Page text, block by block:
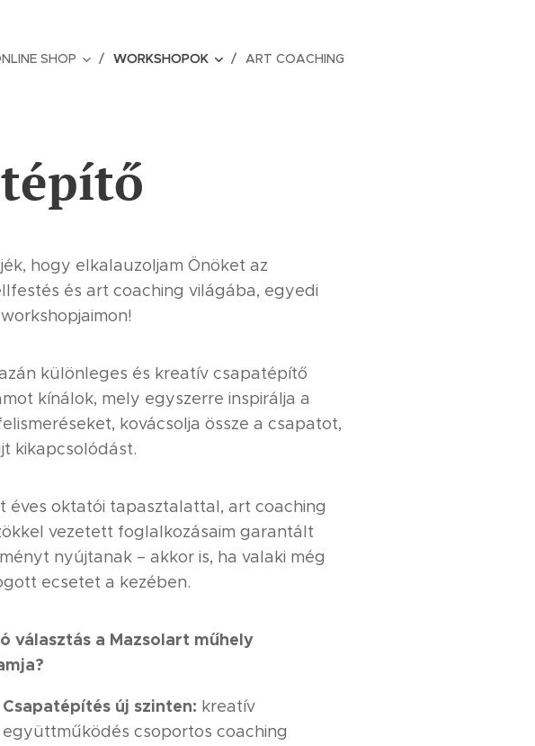
SHOP WORKSHOPOK ART COACHING
hogy elkalauzoljam Önöket az
és art coaching világába, egyedi
különleges és kreatív csapatépítő
kínálok, mely egyszerre inspirálja a
kovácsolja össze a csapatot,
kikapcsolódást.
éves oktatói tapasztalattal, art coaching
vezetett foglalkozásaim garantált
nyújtanak – akkor is, ha valaki még
ecsetet a kezében.
választás a Mazsolart műhely
Csapatépítés új szinten: kreatív
együttműködés csoportos coaching